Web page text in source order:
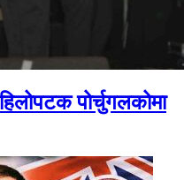
पोर्चुगलकोमा